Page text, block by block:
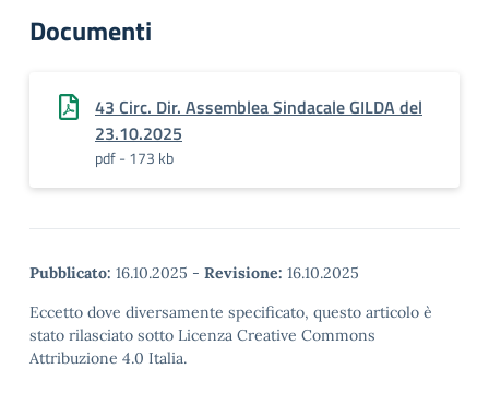
Documenti
43 Circ. Dir. Assemblea Sindacale GILDA del
23.10.2025
pdf - 173 kb
Pubblicato: 16.10.2025 - Revisione: 16.10.2025
Eccetto dove diversamente specificato, questo articolo è
stato rilasciato sotto Licenza Creative Commons
Attribuzione 4.0 Italia.